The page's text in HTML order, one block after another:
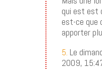
qui est est
est-ce que
apporter
5. Le
2009,